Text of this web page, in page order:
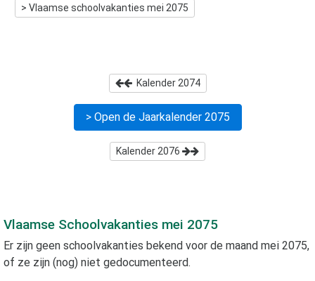
> Vlaamse schoolvakanties mei 2075
Kalender 2074
> Open de Jaarkalender 2075
Kalender 2076
Vlaamse Schoolvakanties mei 2075
Er zijn geen schoolvakanties bekend voor de maand mei 2075,
of ze zijn (nog) niet gedocumenteerd.